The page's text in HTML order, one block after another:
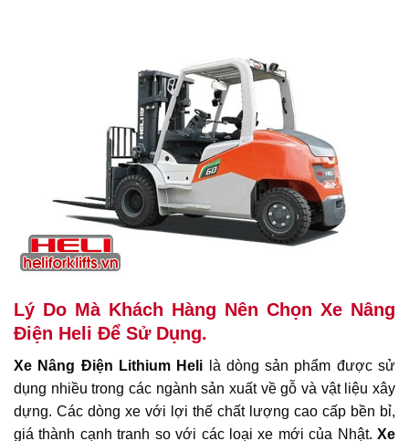
Lý Do Mà Khách Hàng Nên Chọn Xe Nâng
Điện Heli Để Sử Dụng.
Xe Nâng Điện Lithium Heli là dòng sản phẩm được sử
dụng nhiều trong các ngành sản xuất về gỗ và vật liệu xây
dựng. Các dòng xe với lợi thế chất lượng cao cấp bền bỉ,
giá thành cạnh tranh so với các loại xe mới của Nhật. Xe